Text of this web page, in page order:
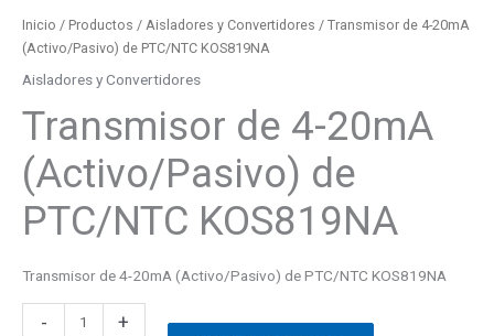
Inicio / Productos / Aisladores y Convertidores / Transmisor de 4-20mA
(Activo/Pasivo) de PTC/NTC KOS819NA
Aisladores y Convertidores
Transmisor de 4-20mA
(Activo/Pasivo) de
PTC/NTC KOS819NA
Transmisor de 4-20mA (Activo/Pasivo) de PTC/NTC KOS819NA
- +